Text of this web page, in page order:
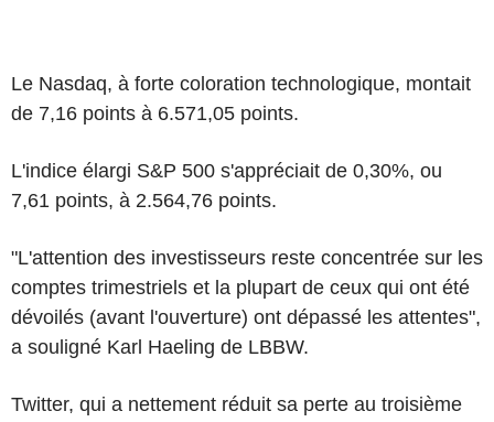
Le Nasdaq, à forte coloration technologique, montait
de 7,16 points à 6.571,05 points.
L'indice élargi S&P 500 s'appréciait de 0,30%, ou
7,61 points, à 2.564,76 points.
"L'attention des investisseurs reste concentrée sur les
comptes trimestriels et la plupart de ceux qui ont été
dévoilés (avant l'ouverture) ont dépassé les attentes",
a souligné Karl Haeling de LBBW.
Twitter, qui a nettement réduit sa perte au troisième